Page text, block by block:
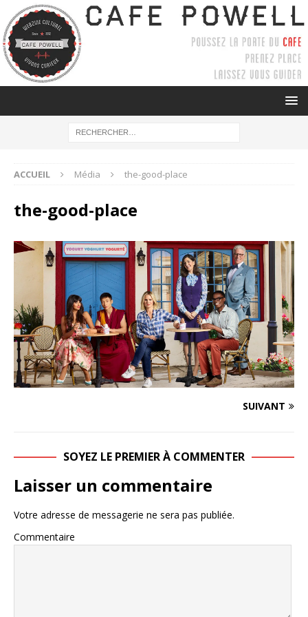
ACCUEIL Média the-good-place
the-good-place
SUIVANT
SOYEZ LE PREMIER À COMMENTER
Laisser un commentaire
Votre adresse de messagerie ne sera pas publiée.
Commentaire